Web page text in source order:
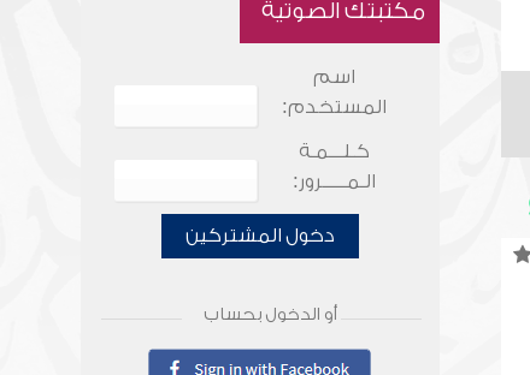
مكتبتك الصوتية
اسم
المستخدم:
كـلـــمـة
الـمـــــرور:
دخول المشتركين
أو الدخول بحساب